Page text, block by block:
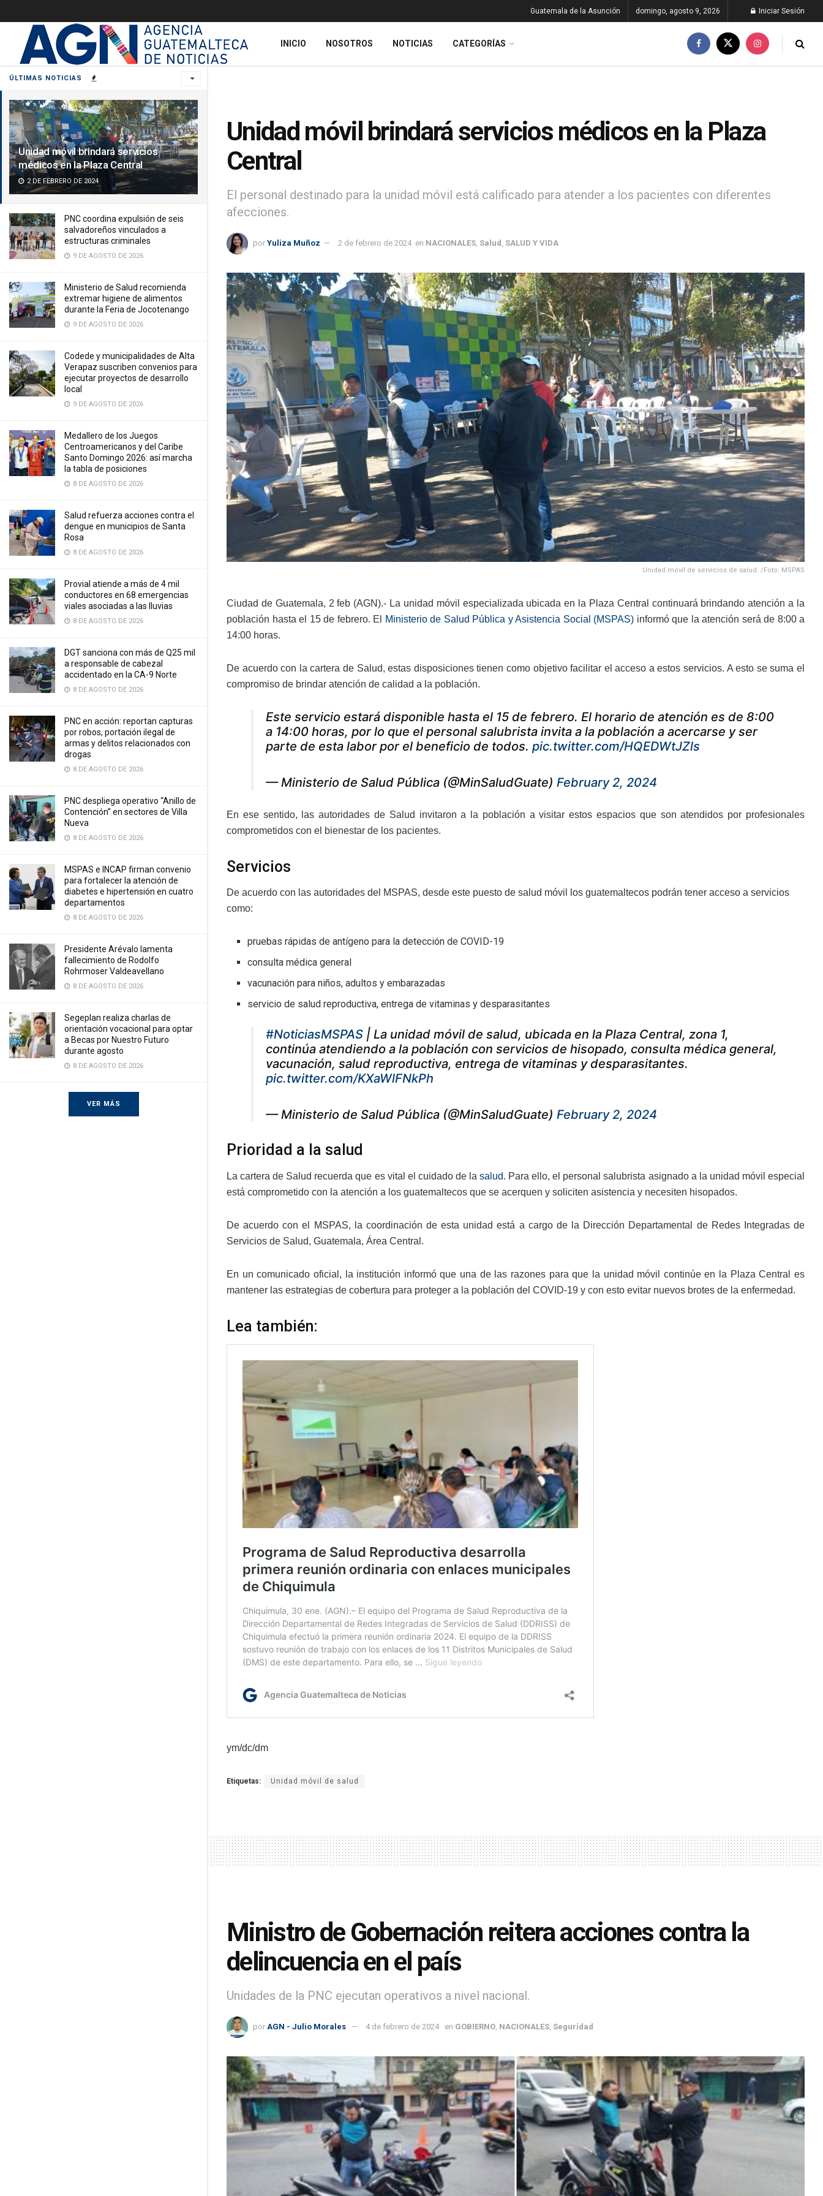
ÚLTIMAS NOTICIAS
Unidad móvil brindará servicios
médicos en la Plaza Central
2 DE FEBRERO DE 2024
PNC coordina expulsión de seis
salvadoreños vinculados a
estructuras criminales
9 DE AGOSTO DE 2026
Ministerio de Salud recomienda
extremar higiene de alimentos
durante la Feria de Jocotenango
9 DE AGOSTO DE 2026
Codede y municipalidades de Alta
Verapaz suscriben convenios para
ejecutar proyectos de desarrollo
local
9 DE AGOSTO DE 2026
Medallero de los Juegos
Centroamericanos y del Caribe
Santo Domingo 2026: así marcha
la tabla de posiciones
8 DE AGOSTO DE 2026
Salud refuerza acciones contra el
dengue en municipios de Santa
Rosa
8 DE AGOSTO DE 2026
Provial atiende a más de 4 mil
conductores en 68 emergencias
viales asociadas a las lluvias
8 DE AGOSTO DE 2026
DGT sanciona con más de Q25 mil
a responsable de cabezal
accidentado en la CA-9 Norte
8 DE AGOSTO DE 2026
PNC en acción: reportan capturas
por robos, portación ilegal de
armas y delitos relacionados con
drogas
8 DE AGOSTO DE 2026
PNC despliega operativo “Anillo de
Contención” en sectores de Villa
Nueva
8 DE AGOSTO DE 2026
MSPAS e INCAP firman convenio
para fortalecer la atención de
diabetes e hipertensión en cuatro
departamentos
8 DE AGOSTO DE 2026
Presidente Arévalo lamenta
fallecimiento de Rodolfo
Rohrmoser Valdeavellano
8 DE AGOSTO DE 2026
Segeplan realiza charlas de
orientación vocacional para optar
a Becas por Nuestro Futuro
durante agosto
8 DE AGOSTO DE 2026
VER MÁS
Guatemala de la Asunción domingo, agosto 9, 2026 Iniciar Sesión
INICIO NOSOTROS NOTICIAS CATEGORÍAS
Unidad móvil brindará servicios médicos en la Plaza
Central
El personal destinado para la unidad móvil está calificado para atender a los pacientes con diferentes
afecciones.
por Yuliza Muñoz 2 de febrero de 2024 en NACIONALES Salud SALUD Y VIDA
Unidad móvil de servicios de salud. /Foto: MSPAS
Ciudad de Guatemala, 2 feb (AGN).- La unidad móvil especializada ubicada en la Plaza Central continuará brindando atención a la
población hasta el 15 de febrero. El
Ministerio de Salud Pública y Asistencia Social (MSPAS) informó que la atención será de 8:00 a
14:00 horas.
De acuerdo con la cartera de Salud, estas disposiciones tienen como objetivo facilitar el acceso a estos servicios. A esto se suma el
compromiso de brindar atención de calidad a la población.
Este servicio estará disponible hasta el 15 de febrero. El horario de atención es de 8:00
a 14:00 horas, por lo que el personal salubrista invita a la población a acercarse y ser
parte de esta labor por el beneficio de todos. pic.twitter.com/HQEDWtJZls
— Ministerio de Salud Pública (@MinSaludGuate) February 2, 2024
En ese sentido, las autoridades de Salud invitaron a la población a visitar estos espacios que son atendidos por profesionales
comprometidos con el bienestar de los pacientes.
Servicios
De acuerdo con las autoridades del MSPAS, desde este puesto de salud móvil los guatemaltecos podrán tener acceso a servicios
como:
pruebas rápidas de antígeno para la detección de COVID-19
consulta médica general
vacunación para niños, adultos y embarazadas
servicio de salud reproductiva, entrega de vitaminas y desparasitantes
#NoticiasMSPAS | La unidad móvil de salud, ubicada en la Plaza Central, zona 1,
continúa atendiendo a la población con servicios de hisopado, consulta médica general,
vacunación, salud reproductiva, entrega de vitaminas y desparasitantes.
pic.twitter.com/KXaWlFNkPh
— Ministerio de Salud Pública (@MinSaludGuate) February 2, 2024
Prioridad a la salud
La cartera de Salud recuerda que es vital el cuidado de lasalud. Para ello, el personal salubrista asignado a la unidad móvil especial
está comprometido con la atención a los guatemaltecos que se acerquen y soliciten asistencia y necesiten hisopados.
De acuerdo con el MSPAS, la coordinación de esta unidad está a cargo de la Dirección Departamental de Redes Integradas de
Servicios de Salud, Guatemala, Área Central.
En un comunicado oficial, la institución informó que una de las razones para que la unidad móvil continúe en la Plaza Central es
mantener las estrategias de cobertura para proteger a la población del COVID-19 y con esto evitar nuevos brotes de la enfermedad.
Lea también:
ym/dc/dm
Etiquetas: Unidad móvil de salud
Ministro de Gobernación reitera acciones contra la
delincuencia en el país
Unidades de la PNC ejecutan operativos a nivel nacional.
por AGN - Julio Morales 4 de febrero de 2024 en GOBIERNO, NACIONALES, Seguridad